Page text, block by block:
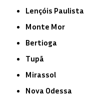
Lençóis Paulista
Monte Mor
Bertioga
Tupã
Mirassol
Nova Odessa